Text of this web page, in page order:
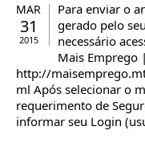
MAR
31
2015
Para enviar o
gerado pelo
necessário
Mais Emprego
http://
ml Após selecionar o
requerimento de
informar seu Login